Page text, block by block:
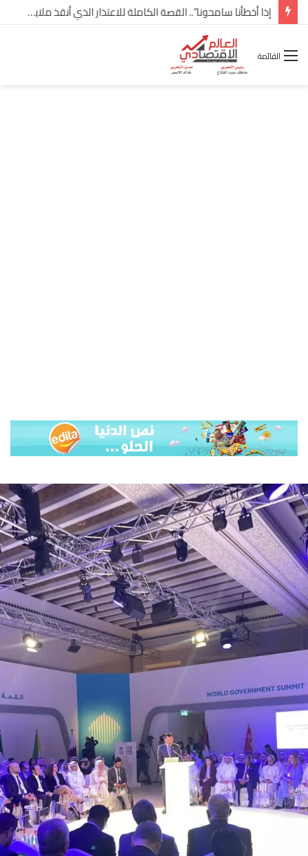
شركة “Scope Developments” تعلن تولي أحمد كمال عيسى منصب الرئيس التنفيذي للقطاع التجاري
القائمة